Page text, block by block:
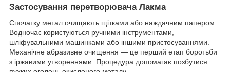
Застосування перетворювача Лакма
Спочатку метал очищають щітками або наждачним папером.
Водночас користуються ручними інструментами,
шліфувальними машинками або іншими пристосуваннями.
Механічне абразивне очищення — це перший етап боротьби
з іржавими утвореннями. Процедура допомагає позбутися